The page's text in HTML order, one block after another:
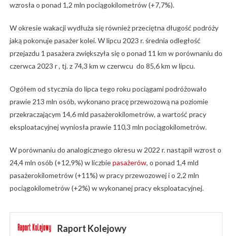
wzrosła o ponad 1,2 mln pociągokilometrów (+7,7%).
W okresie wakacji wydłuża się również przeciętna długość podróży
jaką pokonuje pasażer kolei. W lipcu 2023 r. średnia odległość
przejazdu 1 pasażera zwiększyła się o ponad 11 km w porównaniu do
czerwca 2023 r , tj. z 74,3 km w czerwcu do 85,6 km w lipcu.
Ogółem od stycznia do lipca tego roku pociągami podróżowało
prawie 213 mln osób, wykonano pracę przewozową na poziomie
przekraczającym 14,6 mld pasażerokilometrów, a wartość pracy
eksploatacyjnej wyniosła prawie 110,3 mln pociągokilometrów.
W porównaniu do analogicznego okresu w 2022 r. nastąpił wzrost o
24,4 mln osób (+12,9%) w liczbiepasażerów, o ponad 1,4 mld
pasażerokilometrów (+11%) w pracy przewozowej i o 2,2 mln
pociągokilometrów (+2%) w wykonanej pracy eksploatacyjnej.
Raport Kolejowy